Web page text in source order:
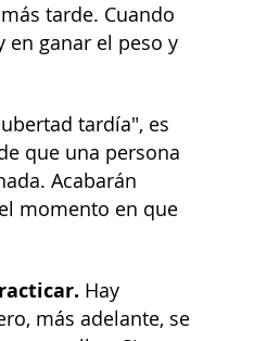
tarde. Cuando
en ganar el peso y
tardía", es
que una persona
Acabarán
momento en que
Hay
más adelante, se